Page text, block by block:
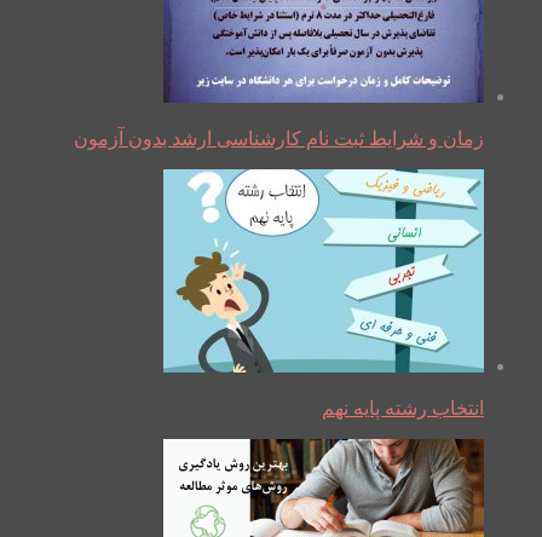
زمان و شرایط ثبت نام کارشناسی ارشد بدون آزمون
انتخاب رشته پایه نهم